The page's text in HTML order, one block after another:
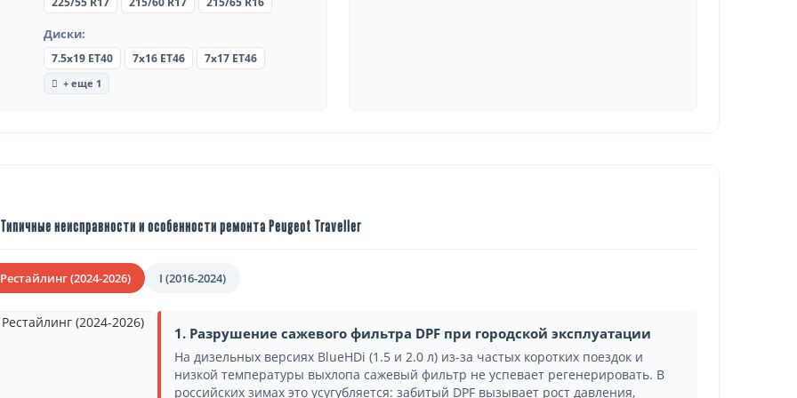
Диски:
7.5x19 ET40 7x16 ET46
7x17 ET46
+ еще 1
неисправности и особенности ремонта Peugeot Traveller
(2024-2026) I (2016-2024)
1. Разрушение сажевого фильтра DPF при городской эксплуатации
На дизельных версиях BlueHDi (1.5 и 2.0 л) из-за частых коротких поездок и
низкой температуры выхлопа сажевый фильтр не успевает регенерировать. В
российских зимах это усугубляется: забитый DPF вызывает рост давления,